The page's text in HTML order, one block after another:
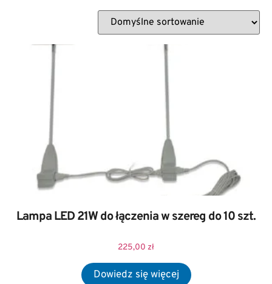
Lampa LED 21W do łączenia w szereg do 10 szt.
225,00 zł